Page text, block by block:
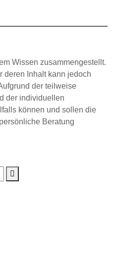
Wissen zusammengestellt.
deren Inhalt kann jedoch
der teilweise
der individuellen
können und sollen die
Beratung